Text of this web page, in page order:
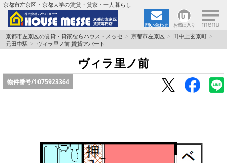
京都市左京区・京都大学の賃貸・貸家・一人暮らし
問い合わせ お気に入り ×
TOPページ
地域から検索
家族で住むならマンション？賃家？
京都市左京区の賃貸・貸家ならハウス・メッセ 京都市左京区
田中上玄京町
元田中駅
ヴィラ里ノ前 賃貸アパート
ヴィラ里ノ前
物件番号/1075923364